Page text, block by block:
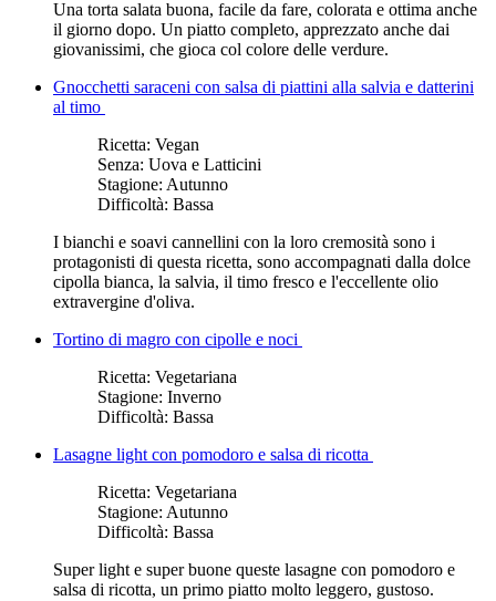
Una torta salata buona, facile da fare, colorata e ottima anche
il giorno dopo. Un piatto completo, apprezzato anche dai
giovanissimi, che gioca col colore delle verdure.
Gnocchetti saraceni con salsa di piattini alla salvia e datterini
al timo
Ricetta: Vegan
Senza: Uova e Latticini
Stagione: Autunno
Difficoltà: Bassa
I bianchi e soavi cannellini con la loro cremosità sono i
protagonisti di questa ricetta, sono accompagnati dalla dolce
cipolla bianca, la salvia, il timo fresco e l'eccellente olio
extravergine d'oliva.
Tortino di magro con cipolle e noci
Ricetta: Vegetariana
Stagione: Inverno
Difficoltà: Bassa
Lasagne light con pomodoro e salsa di ricotta
Ricetta: Vegetariana
Stagione: Autunno
Difficoltà: Bassa
Super light e super buone queste lasagne con pomodoro e
salsa di ricotta, un primo piatto molto leggero, gustoso.